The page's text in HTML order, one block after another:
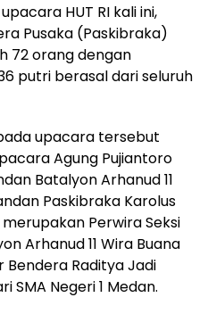
HUT RI kali ini,
Pusaka (Paskibraka)
72 orang dengan
putri berasal dari seluruh
upacara tersebut
Agung Pujiantoro
Batalyon Arhanud 11
Paskibraka Karolus
Perwira Seksi
Arhanud 11 Wira Buana
Bendera Raditya Jadi
SMA Negeri 1 Medan.